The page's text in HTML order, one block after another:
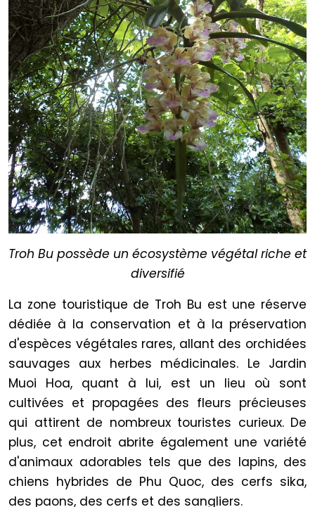
Troh Bu possède un écosystème végétal riche et
diversifié
La zone touristique de Troh Bu est une réserve
dédiée à la conservation et à la préservation
d'espèces végétales rares, allant des orchidées
sauvages aux herbes médicinales. Le Jardin
Muoi Hoa, quant à lui, est un lieu où sont
cultivées et propagées des fleurs précieuses
qui attirent de nombreux touristes curieux. De
plus, cet endroit abrite également une variété
d'animaux adorables tels que des lapins, des
chiens hybrides de Phu Quoc, des cerfs sika,
des paons, des cerfs et des sangliers.